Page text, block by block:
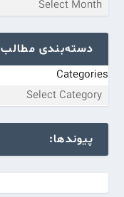
دسته‌بندی مطالب
Categories
پیوندها: